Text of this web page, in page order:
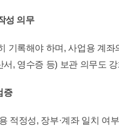
성 의무
기록해야 하며, 사업용 계
서, 영수증 등) 보관 의무도
증
적정성, 장부·계좌 일치 여